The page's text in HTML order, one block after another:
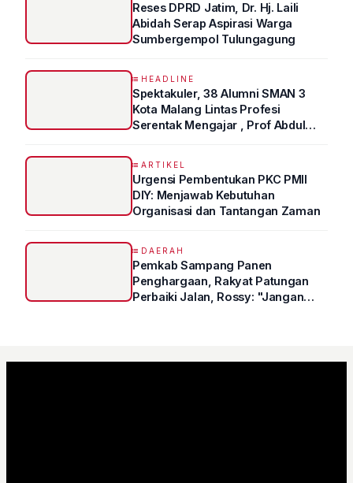
Reses DPRD Jatim, Dr. Hj. Laili
Abidah Serap Aspirasi Warga
Sumbergempol Tulungagung
HEADLINE
Spektakuler, 38 Alumni SMAN 3
Kota Malang Lintas Profesi
Serentak Mengajar , Prof Abdul
ARTIKEL
Urgensi Pembentukan PKC PMII
DIY: Menjawab Kebutuhan
Organisasi dan Tantangan Zaman
DAERAH
Pemkab Sampang Panen
Penghargaan, Rakyat Patungan
Perbaiki Jalan, Rossy: "Jangan